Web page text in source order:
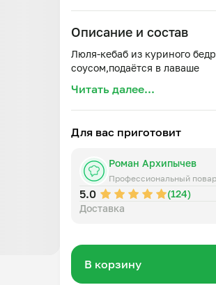
Описание и состав
Люля-кебаб из куриного
Читать далее...
Для вас приготовит
Роман Архипычев
Профессиональный повар
5.0
(124)
Доставка
В корзину